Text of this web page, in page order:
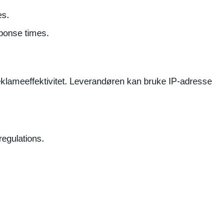
times.
Leverandøren kan bruke IP-